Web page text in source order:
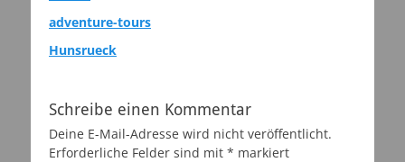
adventure-tours
Hunsrueck
Schreibe einen Kommentar
Deine E-Mail-Adresse wird nicht veröffentlicht.
Erforderliche Felder sind mit * markiert